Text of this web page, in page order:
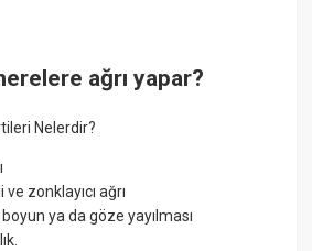
ağrı yapar?
Nelerdir?
zonklayıcı ağrı
boyun ya da göze yayılması